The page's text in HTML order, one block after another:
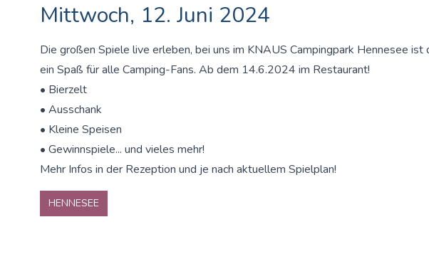
Mittwoch, 12. Juni 2024
Die großen Spiele live erleben, bei uns im KNAUS Campingpark Hennesee ist
ein Spaß für alle Camping-Fans. Ab dem 14.6.2024 im Restaurant!
• Bierzelt
• Ausschank
• Kleine Speisen
• Gewinnspiele... und vieles mehr!
Mehr Infos in der Rezeption und je nach aktuellem Spielplan!
HENNESEE